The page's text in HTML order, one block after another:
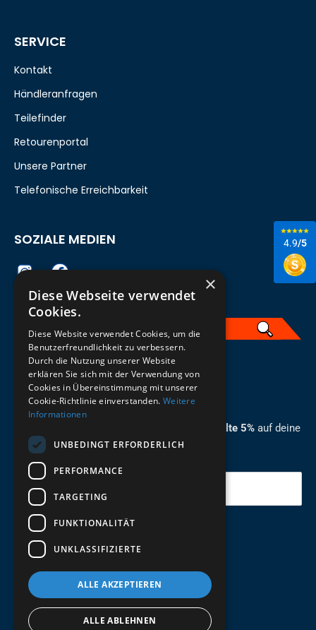
4.9/5
ZUM NEWSLETTER ANMELDEN
Melde dich jetzt zum Newsletter an und erhalte 5% auf deine
erste Bestellung.
Deine Email
Abschicken
SERVICE
Kontakt
Händleranfragen
Teilefinder
Retourenportal
Unsere Partner
Telefonische Erreichbarkeit
SOZIALE MEDIEN
German
×
Diese Webseite verwendet
Cookies.
Diese Website verwendet Cookies, um die
Benutzerfreundlichkeit zu verbessern.
Durch die Nutzung unserer Website
erklären Sie sich mit der Verwendung von
Cookies in Übereinstimmung mit unserer
Cookie-Richtlinie einverstanden. Weitere
Informationen
UNBEDINGT ERFORDERLICH
PERFORMANCE
TARGETING
FUNKTIONALITÄT
UNKLASSIFIZIERTE
ALLE AKZEPTIEREN
ALLE ABLEHNEN